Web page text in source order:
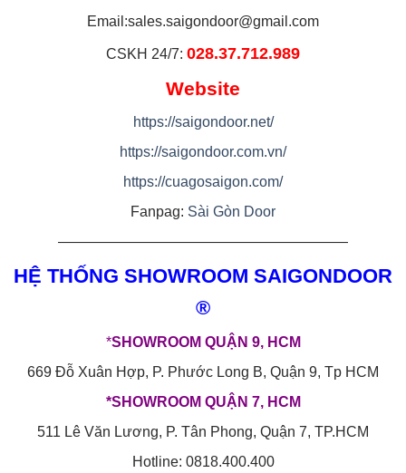
Email:sales.saigondoor@gmail.com
CSKH 24/7: 028.37.712.989
Website
https://saigondoor.net/
https://saigondoor.com.vn/
https://cuagosaigon.com/
Fanpag: Sài Gòn Door
————————————————————
HỆ THỐNG SHOWROOM SAIGONDOOR
®
*SHOWROOM QUẬN 9, HCM
669 Đỗ Xuân Hợp, P. Phước Long B, Quận 9, Tp HCM
*SHOWROOM QUẬN 7, HCM
511 Lê Văn Lương, P. Tân Phong, Quận 7, TP.HCM
Hotline: 0818.400.400